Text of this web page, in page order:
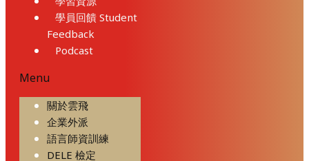
學員回饋 Student
Feedback
Podcast
Menu
關於雲飛
企業外派
語言師資訓練
DELE 檢定